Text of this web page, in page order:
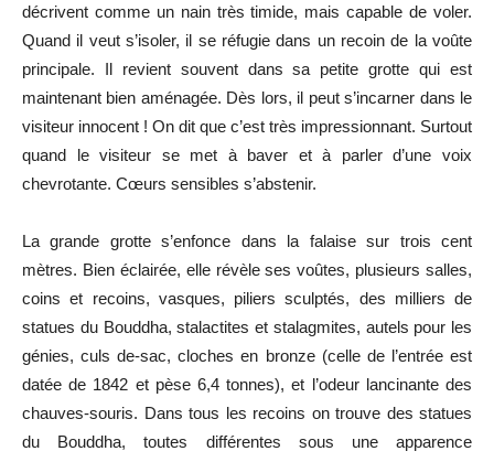
décrivent comme un nain très timide, mais capable de voler.
Quand il veut s’isoler, il se réfugie dans un recoin de la voûte
principale. Il revient souvent dans sa petite grotte qui est
maintenant bien aménagée. Dès lors, il peut s’incarner dans le
visiteur innocent ! On dit que c’est très impressionnant. Surtout
quand le visiteur se met à baver et à parler d’une voix
chevrotante. Cœurs sensibles s’abstenir.
La grande grotte s’enfonce dans la falaise sur trois cent
mètres. Bien éclairée, elle révèle ses voûtes, plusieurs salles,
coins et recoins, vasques, piliers sculptés, des milliers de
statues du Bouddha, stalactites et stalagmites, autels pour les
génies, culs de-sac, cloches en bronze (celle de l’entrée est
datée de 1842 et pèse 6,4 tonnes), et l’odeur lancinante des
chauves-souris. Dans tous les recoins on trouve des statues
du Bouddha, toutes différentes sous une apparence